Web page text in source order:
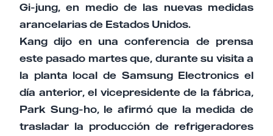
Gi-jung, en medio de las nuevas medidas
arancelarias de Estados Unidos.
Kang dijo en una conferencia de prensa
este pasado martes que, durante su visita a
la planta local de Samsung Electronics el
día anterior, el vicepresidente de la fábrica,
Park Sung-ho, le afirmó que la medida de
trasladar la producción de refrigeradores